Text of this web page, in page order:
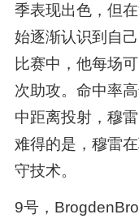
季表现出色，但
始逐渐认识到自
比赛中，他每场
次助攻。命中率
中距离投射，穆
难得的是，穆雷
守技术。
9号，